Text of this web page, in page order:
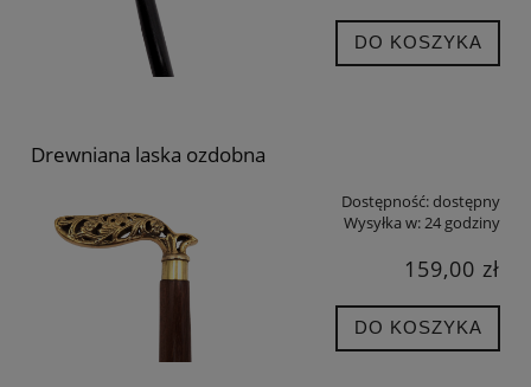
DO KOSZYKA
Drewniana laska ozdobna
Dostępność:dostępny
Wysyłka w:24 godziny
159,00 zł
DO KOSZYKA